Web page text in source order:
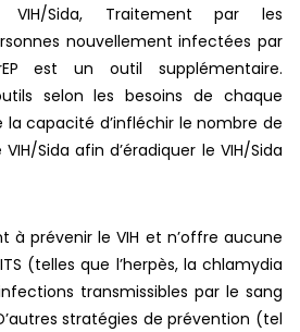
Sida, Traitement par les
nouvellement infectées par
est un outil supplémentaire.
selon les besoins de chaque
capacité d’infléchir le nombre de
Sida afin d’éradiquer le VIH/Sida
à prévenir le VIH et n’offre aucune
(telles que l’herpès, la chlamydia
transmissibles par le sang
stratégies de prévention (tel